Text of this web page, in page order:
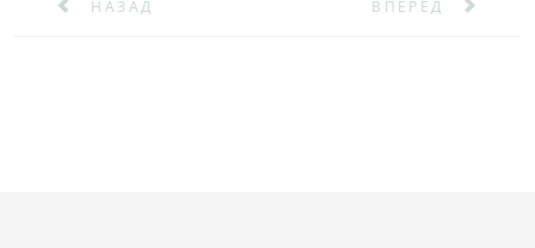
ПРЕДЫДУЩИЙ: ГЕПАТОПРОТЕКТОРЫ
НАЗАД СЛЕДУЮЩИЙ:
ВПЕРЕД